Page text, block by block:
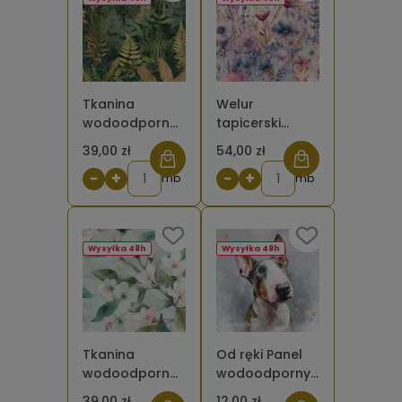
Tkanina
wodoodporna
oxford -
Jesienne
paprocie
akwarela
39,00 zł
− + mb
Welur
tapicerski
drukowany -
Łąka niebieska
akwarela
54,00 zł
− + mb
Tkanina
wodoodporna
oxford -
Wysyłka 48h
Od ręki Panel
wodoodporny
- Bulterier
Wysyłka 48h